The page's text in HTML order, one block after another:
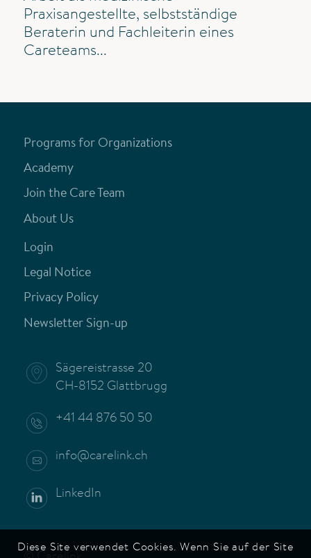
Praxisangestellte, selbstständige
Beraterin und Fachleiterin eines
Careteams...
Programs for Organizations
Academy
Join the Care Team
About Us
Login
Legal Notice
Privacy Policy
Newsletter Sign-up
Sägereistrasse 20
CH-8152 Glattbrugg
+41 44 876 50 50
info@carelink.ch
LinkedIn
Diese Site verwendet Cookies. Wenn Sie auf der Site